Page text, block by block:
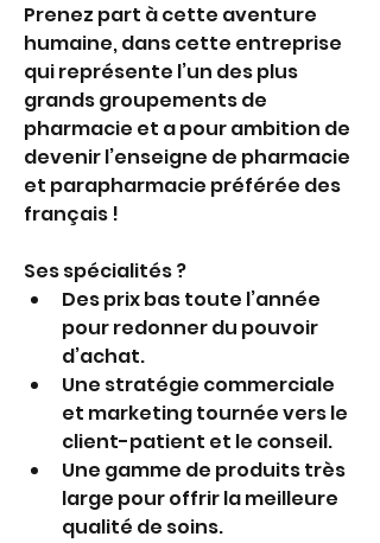
Prenez part à cette aventure
humaine, dans cette entreprise
qui représente l’un des plus
grands groupements de
pharmacie et a pour ambition de
devenir l’enseigne de pharmacie
et parapharmacie préférée des
français !
Ses spécialités ?
Des prix bas toute l’année
pour redonner du pouvoir
d’achat.
Une stratégie commerciale
et marketing tournée vers le
client-patient et le conseil.
Une gamme de produits très
large pour offrir la meilleure
qualité de soins.